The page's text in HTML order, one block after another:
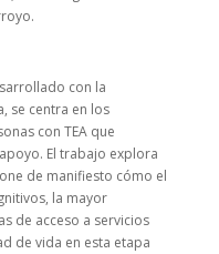
con la
se centra en los
con TEA que
El trabajo explora
de manifiesto cómo el
la mayor
de acceso a servicios
de vida en esta etapa